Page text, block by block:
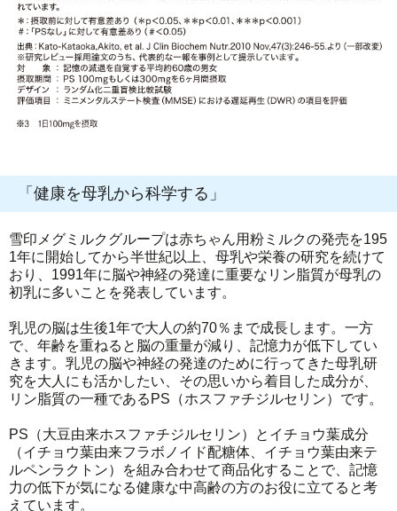
「健康を母乳から科学する」
雪印メグミルクグループは赤ちゃん用粉ミルクの発売を195
1年に開始してから半世紀以上、母乳や栄養の研究を続けて
おり、1991年に脳や神経の発達に重要なリン脂質が母乳の
初乳に多いことを発表しています。
乳児の脳は生後1年で大人の約70％まで成長します。一方
で、年齢を重ねると脳の重量が減り、記憶力が低下してい
きます。乳児の脳や神経の発達のために行ってきた母乳研
究を大人にも活かしたい、その思いから着目した成分が、
リン脂質の一種であるPS（ホスファチジルセリン）です。
PS（大豆由来ホスファチジルセリン）とイチョウ葉成分
（イチョウ葉由来フラボノイド配糖体、イチョウ葉由来テ
ルペンラクトン）を組み合わせて商品化することで、記憶
力の低下が気になる健康な中高齢の方のお役に立てると考
えています。